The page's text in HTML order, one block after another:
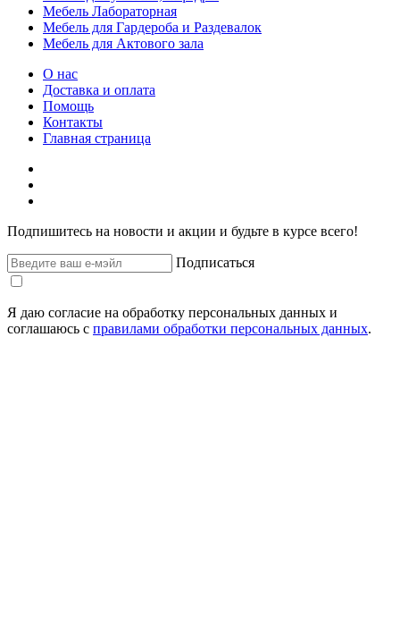
Мебель Лабораторная
Мебель для Гардероба и Раздевалок
Мебель для Актового зала
О нас
Доставка и оплата
Помощь
Контакты
Главная страница
Подпишитесь на новости и акции и будьте в курсе всего!
Подписаться
Я даю согласие на обработку персональных данных и
соглашаюсь с правилами обработки персональных данных.